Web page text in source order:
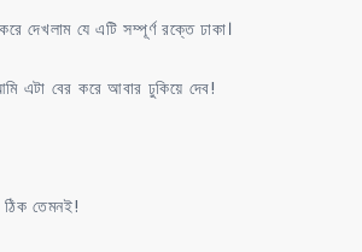
দেখলাম যে এটি সম্পূর্ণ রক্তে ঢাকা।
এটা বের করে আবার ঢুকিয়ে দেব!
তেমনই!